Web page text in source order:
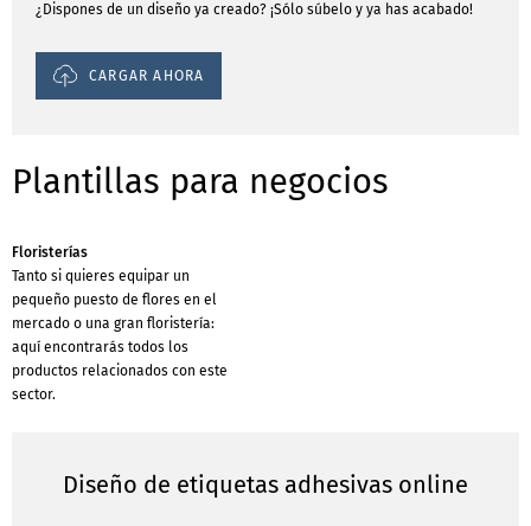
¿Dispones de un diseño ya creado? ¡Sólo súbelo y ya has acabado!
CARGAR AHORA
Plantillas para negocios
Floristerías
Tanto si quieres equipar un
pequeño puesto de flores en el
mercado o una gran floristería:
aquí encontrarás todos los
productos relacionados con este
sector.
Diseño de etiquetas adhesivas online